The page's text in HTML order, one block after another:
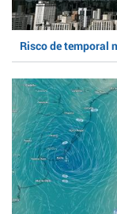
Risco de temporal